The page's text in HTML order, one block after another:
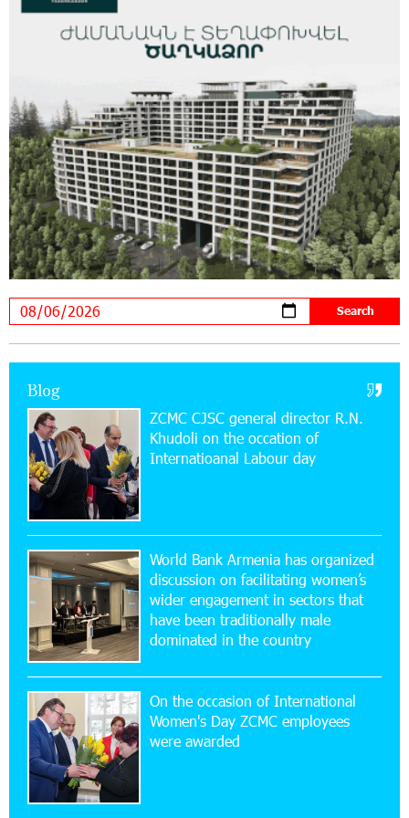
11:59:57 28-07-2026
24/2 Shahumyan Street in Ararat
19:04:38 23-07-2026
Scholarship recipients of the “Armenian
Virtuosos” Program participated in the Järvi
Academy and Pärnu Music Festival in Estonia, representing
Armenia on the international stage
11:53:39 23-07-2026
Ucom Supports the Installation of a 15 kW Solar
Power Plant at the Vayk Sports School
17:52:52 20-07-2026
CashIn Services at AraratBank ATMs: Fast,
Simple, and Secure
Ucom Sales and Service Center Reopens at 3/47
Yerevanyan Street in Yeghvard
15:47:47 17-07-2026
Up to 25% idcoin when purchasing Flyone flight
tickets: Idram&IDBank
15:10:21 17-07-2026
Converse Bank Named Armenia’s Best Digital
Bank for Consumers by Euromoney
Blog
ZCMC CJSC general director R.N.
Khudoli on the օccation of
Internatioanal Labour day
World Bank Armenia has organized
discussion on facilitating women’s
wider engagement in sectors that
have been traditionally male
dominated in the country
On the occasion of International
Women's Day ZCMC employees
were awarded